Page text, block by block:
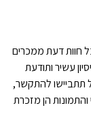
חוות דעת ממכרים
עשיר ותודעת
תתביישו להתקשר,
הן מזכרת